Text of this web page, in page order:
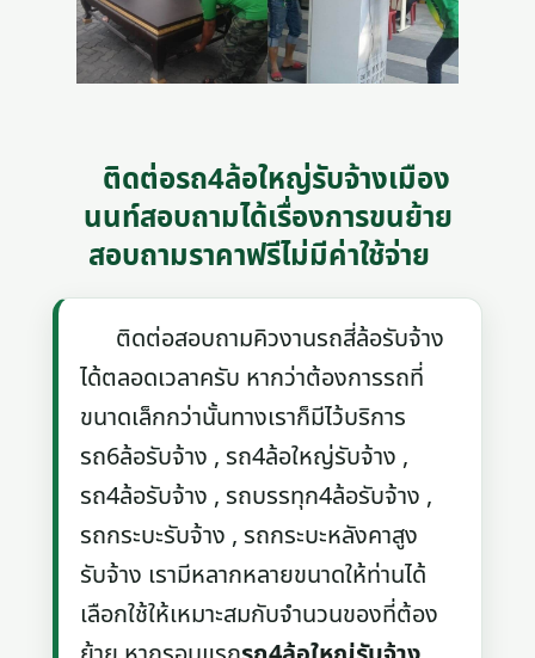
ติดต่อรถ4ล้อใหญ่รับจ้างเมือง
นนท์สอบถามได้เรื่องการขนย้าย
สอบถามราคาฟรีไม่มีค่าใช้จ่าย
ติดต่อสอบถามคิวงานรถสี่ล้อรับจ้าง
ได้ตลอดเวลาครับ หากว่าต้องการรถที่
ขนาดเล็กกว่านั้นทางเราก็มีไว้บริการ
รถ6ล้อรับจ้าง , รถ4ล้อใหญ่รับจ้าง ,
รถ4ล้อรับจ้าง , รถบรรทุก4ล้อรับจ้าง ,
รถกระบะรับจ้าง , รถกระบะหลังคาสูง
รับจ้าง เรามีหลากหลายขนาดให้ท่านได้
เลือกใช้ให้เหมาะสมกับจำนวนของที่ต้อง